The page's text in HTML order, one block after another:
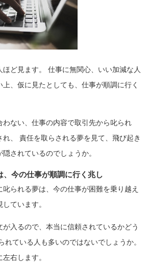
ど見ます。
仕事に無関心、いい加減な人
、仮に見たとしても、仕事が順調に行く
ない、仕事の内容で取引先から叱られ
、
責任を取らされる夢を見て、飛び起き
されているのでしょうか。
、今の仕事が順調に行く兆し
られる夢は、今の仕事が困難を乗り越え
ています。
入るので、本当に信頼されているかどう
れている人も多いのではないでしょうか。
右します。